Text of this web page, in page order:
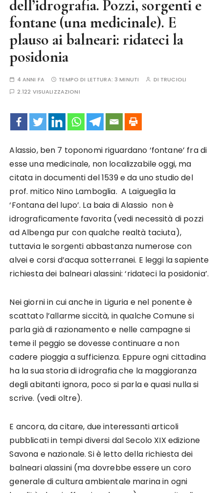
dell’idrografia. Pozzi, sorgenti e
fontane (una medicinale). E
plauso ai balneari: ridateci la
posidonia
4 ANNI FA TEMPO DI LETTURA: 3 MINUTI DI TRUCIOLI
2.122 VISUALIZZAZIONI
Alassio, ben 7 toponomi riguardano ‘fontane’ fra di
esse una medicinale, non localizzabile oggi, ma
citata in documenti del 1539 e da uno studio del
prof. mitico Nino Lamboglia. A Laigueglia la
‘Fontana del lupo’. La baia di Alassio non è
idrograficamente favorita (vedi necessità di pozzi
ad Albenga pur con qualche realtà taciuta),
tuttavia le sorgenti abbastanza numerose con
alvei e corsi d’acqua sotterranei. E leggi la sapiente
richiesta dei balneari alassini: ‘ridateci la posidonia’.
Nei giorni in cui anche in Liguria e nel ponente è
scattato l’allarme siccità, in qualche Comune si
parla già di razionamento e nelle campagne si
teme il peggio se dovesse continuare a non
cadere pioggia a sufficienza. Eppure ogni cittadina
ha la sua storia di idrografia che la maggioranza
degli abitanti ignora, poco si parla e quasi nulla si
scrive. (vedi oltre).
E ancora, da citare, due interessanti articoli
pubblicati in tempi diversi dal Secolo XIX edizione
Savona e nazionale. Si è letto della richiesta dei
balneari alassini (ma dovrebbe essere un coro
generale di cultura ambientale marina in ogni